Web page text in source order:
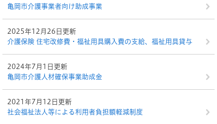
亀岡市介護事業者向け助成事業
2025年12月26日更新
介護保険 住宅改修費・福祉用具購入費の支給、福祉用具貸与
2024年7月1日更新
亀岡市介護人材確保事業助成金
2021年7月12日更新
社会福祉法人等による利用者負担額軽減制度